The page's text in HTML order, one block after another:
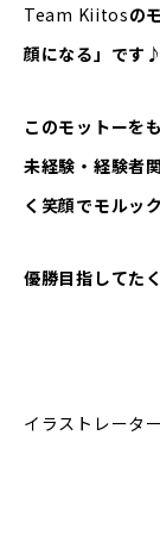
Team Kiitosの
顔になる」です♪
このモットーを
未経験・経験者
く笑顔でモルッ
優勝目指してた
イラストレータ